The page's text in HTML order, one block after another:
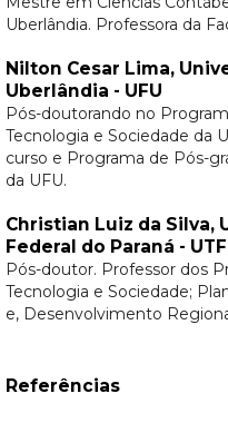
Uberlândia. Professora da
Nilton Cesar Lima,
Uberlândia - UFU
Pós-doutorando no
Tecnologia e Sociedade da
curso e Programa de Pós-
da UFU.
Christian Luiz da Silva,
Federal do Paraná -
Pós-doutor. Professor dos
Tecnologia e Sociedade;
e, Desenvolvimento
Referências